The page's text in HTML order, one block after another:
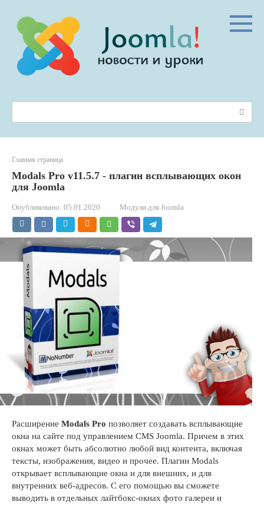
контенту
Главная страница
Modals Pro v11.5.7 - плагин всплывающих окон
для Joomla
Опубликовано: 05.01.2020 Модули для Joomla
Расширение Modals Pro позволяет создавать всплывающие
окна на сайте под управлением CMS Joomla. Причем в этих
окнах может быть абсолютно любой вид контента, включая
тексты, изображения, видео и прочее. Плагин Modals
открывает всплывающие окна и для внешних, и для
внутренних веб-адресов. С его помощью вы сможете
выводить в отдельных лайтбокс-окнах фото галереи и